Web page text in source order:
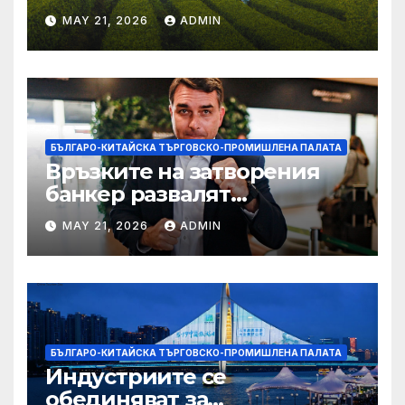
MAY 21, 2026 ADMIN
БЪЛГАРО-КИТАЙСКА ТЪРГОВСКО-ПРОМИШЛЕНА ПАЛАТА
Връзките на затворения
банкер развалят
надеждите на Флавио
Болсонаро за президент на
Бразилия
MAY 21, 2026 ADMIN
БЪЛГАРО-КИТАЙСКА ТЪРГОВСКО-ПРОМИШЛЕНА ПАЛАТА
Индустриите се
обединяват за